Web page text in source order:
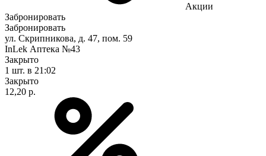
Акции
Забронировать
Забронировать
ул. Скрипникова, д. 47, пом. 59
InLek Аптека №43
Закрыто
1 шт. в 21:02
Закрыто
12,20 р.